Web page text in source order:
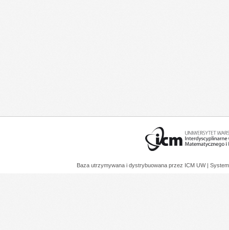
Baza utrzymywana i dystrybuowana przez ICM UW |